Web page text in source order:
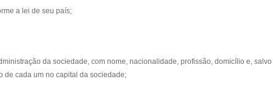
a lei de seu país;
da sociedade, com nome, nacionalidade, profissão, domicílio e, salvo
de cada um no capital da sociedade;